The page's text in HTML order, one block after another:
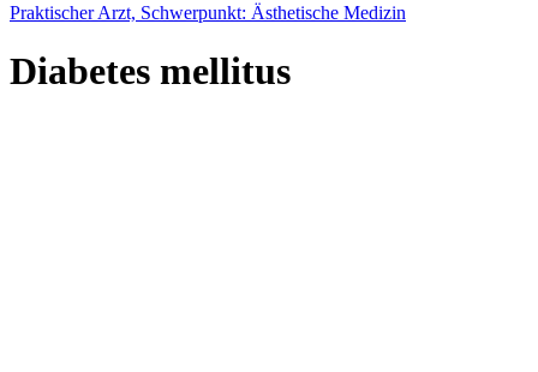
Praktischer Arzt, Schwerpunkt: Ästhetische Medizin
Diabetes mellitus